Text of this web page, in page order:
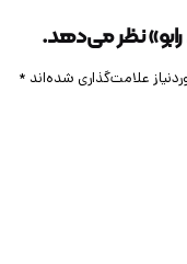
نظر می‌دهد.
علامت‌گذاری شده‌اند *